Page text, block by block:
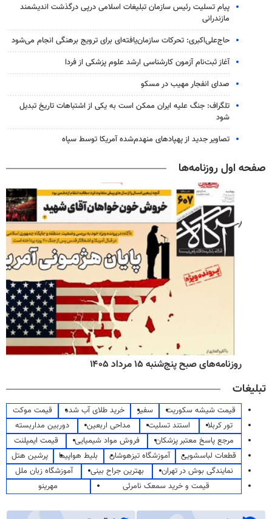
پیام تسلیت رئیس سازمان تبلیغات اسلامی درپی درگذشت اندیشمند
مازندرانی
حاج‌علی‌اکبری: تحرکات سازمان‌یافته‌ای برای ترویج برهنگی انجام می‌شود
آغاز ثبت‌نام‌ آزمون کارشناسی ارشد علوم پزشکی از فردا
صدای انفجار مهیب در مسکو
تلگراف: جنگ علیه ایران ممکن است به یکی از اشتباهات تاریخ تبدیل
شود
تصاویر جدید از پهپادهای منهدم‌شده آمریکا توسط سپاه
صفحه اول روزنامه‌ها
روزنامه‌های صبح پنج‌شنبه ۱۵ مرداد ۱۴۰۵
تبلیغات
قیمت شیشه سکوریت سفیر خرید طلای آب شده
قیمت موکت
تور کربلا
استند تسلیت مداحی اربعین
دوربین مداربسته
مرجع پاسخ معتبر پزشکان
فروش مواد شیمیایی
قیمت ایمپلنت
قطعات لباسشویی
آموزشگاه تیزهوشان بلیط هواپیما
پرشین هتل
نمایندگی بوش در تهران
بهترین جراح بینی
آموزشگاه زبان ملل
قیمت و خرید سمعک نامرئی
مهرینو